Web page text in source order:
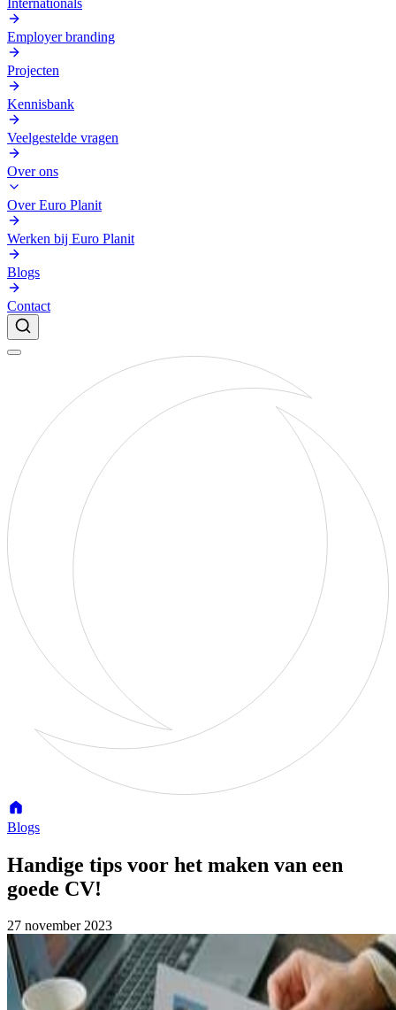
Internationals
Employer branding
Projecten
Kennisbank
Veelgestelde vragen
Over ons
Over Euro Planit
Werken bij Euro Planit
Blogs
Contact
Blogs
Handige tips voor het maken van een
goede CV!
27 november 2023